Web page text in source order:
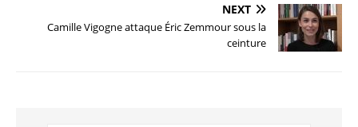
NEXT
Camille Vigogne attaque Éric Zemmour sous la
ceinture